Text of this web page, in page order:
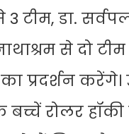
3 टीम, डा.
से दो
का प्रदर्शन
रोलर हॉकी